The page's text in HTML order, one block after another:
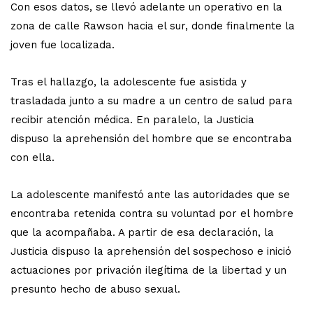
Con esos datos, se llevó adelante un operativo en la
zona de calle Rawson hacia el sur, donde finalmente la
joven fue localizada.
Tras el hallazgo, la adolescente fue asistida y
trasladada junto a su madre a un centro de salud para
recibir atención médica. En paralelo, la Justicia
dispuso la aprehensión del hombre que se encontraba
con ella.
La adolescente manifestó ante las autoridades que se
encontraba retenida contra su voluntad por el hombre
que la acompañaba. A partir de esa declaración, la
Justicia dispuso la aprehensión del sospechoso e inició
actuaciones por privación ilegítima de la libertad y un
presunto hecho de abuso sexual.